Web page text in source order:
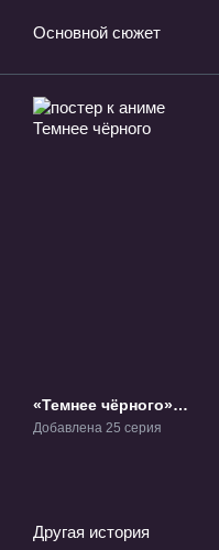
Основной сюжет
«Темнее чёрного»
ТВ-1
Добавлена 25 серия
Другая история